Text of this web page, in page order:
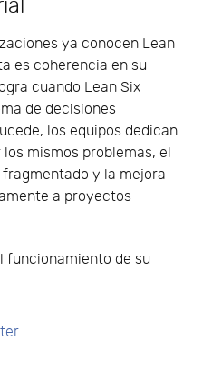
ya conocen Lean
es coherencia en su
cuando Lean Six
de decisiones
los equipos dedican
mismos problemas, el
y la mejora
a proyectos
funcionamiento de su